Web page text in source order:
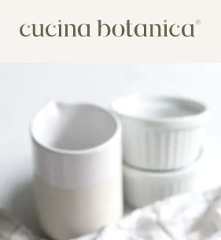
Shop
Contatti